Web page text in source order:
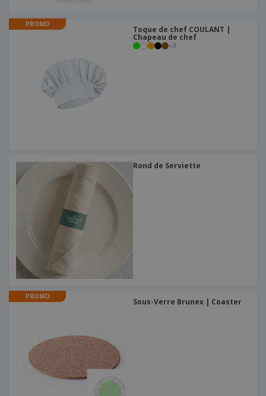
PROMO
Toque de chef COULANT |
Chapeau de chef
+3
Rond de Serviette
PROMO
Sous-Verre Brunex | Coaster